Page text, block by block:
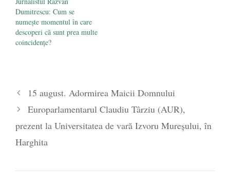
Dumitrescu: Cum se
numește momentul în care
descoperi că sunt prea multe
coincidențe?
15 august. Adormirea Maicii Domnului
Europarlamentarul Claudiu Târziu (AUR),
prezent la Universitatea de vară Izvoru Mureșului, în
Harghita